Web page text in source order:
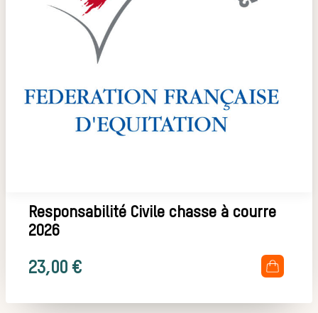
d’une journée
de chasse
Trouver un
équipage
Responsabilité Civile chasse à courre
2026
.
23,00 €